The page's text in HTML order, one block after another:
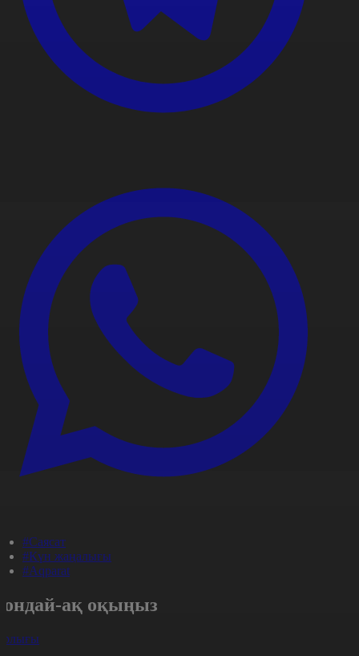
#Саясат
#Күн жаңалығы
#Aqparat
ақ оқыңыз